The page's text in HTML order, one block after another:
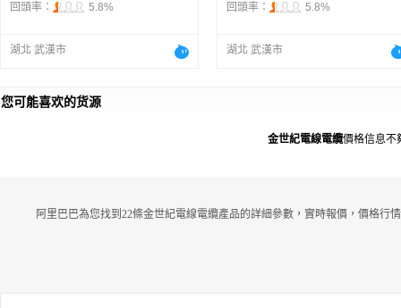
回頭率：
5.8%
湖北 武漢市
回頭率：
5.8%
湖北 武漢市
您可能喜欢的货源
金世紀電線電纜價格信息不
阿里巴巴為您找到22條金世紀電線電纜產品的詳細參數，實時報價，價格行